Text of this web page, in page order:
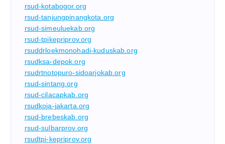
rsud-kotabogor.org
rsud-tanjungpinangkota.org
rsud-simeuluekab.org
rsud-tpikepriprov.org
rsuddrloekmonohadi-kuduskab.org
rsudksa-depok.org
rsudrtnotopuro-sidoarjokab.org
rsud-sintang.org
rsud-cilacapkab.org
rsudkoja-jakarta.org
rsud-brebeskab.org
rsud-sulbarprov.org
rsudtpi-kepriprov.org